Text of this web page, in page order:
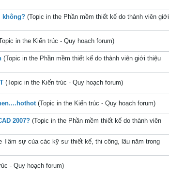
không? (Topic in the Phần mềm thiết kế do thành viên giới
in the Kiến trúc - Quy hoạch forum)
(Topic in the Phần mềm thiết kế do thành viên giới thiệu
(Topic in the Kiến trúc - Quy hoạch forum)
(Topic in the Kiến trúc - Quy hoạch forum)
2007? (Topic in the Phần mềm thiết kế do thành viên
Tâm sự của các kỹ sư thiết kế, thi công, lâu năm trong
- Quy hoạch forum)